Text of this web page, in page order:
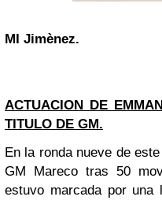
MI Jimènez.
ACTUACION DE
TITULO DE GM.
En la ronda nueve de
GM Mareco tras 50
estuvo marcada por una